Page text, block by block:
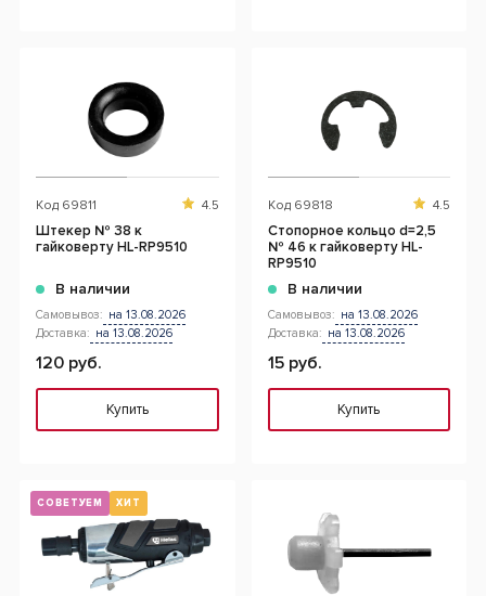
Код 69811 4.5
Штекер № 38 к
гайковерту HL-RP9510
В наличии
Самовывоз: на 13.08.2026
Доставка: на 13.08.2026
120 руб.
Купить
Код 69818 4.5
Стопорное кольцо d=2,5
№ 46 к гайковерту HL-
RP9510
В наличии
Самовывоз: на 13.08.2026
Доставка: на 13.08.2026
15 руб.
Купить
СОВЕТУЕМ ХИТ